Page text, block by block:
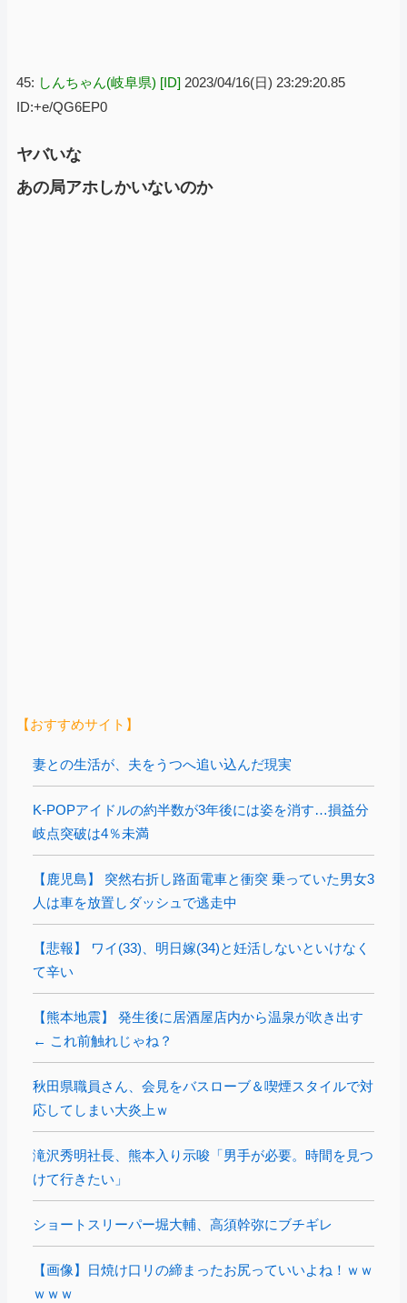
45: しんちゃん(岐阜県) [ID] 2023/04/16(日) 23:29:20.85
ID:+e/QG6EP0
ヤバいな
あの局アホしかいないのか
【おすすめサイト】
妻との生活が、夫をうつへ追い込んだ現実
K-POPアイドルの約半数が3年後には姿を消す…損益分
岐点突破は4％未満
【鹿児島】 突然右折し路面電車と衝突 乗っていた男女3
人は車を放置しダッシュで逃走中
【悲報】 ワイ(33)、明日嫁(34)と妊活しないといけなく
て辛い
【熊本地震】 発生後に居酒屋店内から温泉が吹き出す
← これ前触れじゃね？
秋田県職員さん、会見をバスローブ＆喫煙スタイルで対
応してしまい大炎上ｗ
滝沢秀明社長、熊本入り示唆「男手が必要。時間を見つ
けて行きたい」
ショートスリーパー堀大輔、高須幹弥にブチギレ
【画像】日焼け口リの締まったお尻っていいよね！ｗｗ
ｗｗｗ